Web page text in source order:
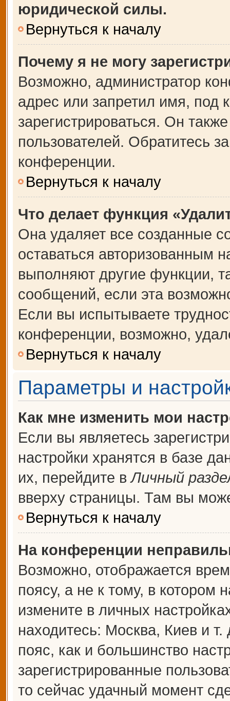
юридической силы.
Вернуться к началу
Почему я не могу
Возможно, администратор
адрес или запретил имя, под
зарегистрироваться. Он
пользователей. Обратитесь
конференции.
Вернуться к началу
Что делает функция
Она удаляет все созданные
оставаться авторизованным
выполняют другие функции,
сообщений, если эта
Если вы испытываете
конференции, возможно,
Вернуться к началу
Параметры и
Как мне изменить мои
Если вы являетесь
настройки хранятся в базе
их, перейдите вЛичный
вверху страницы. Там вы
Вернуться к началу
На конференции
Возможно, отображается
поясу, а не к тому, в котором
измените в личных
находитесь: Москва, Киев и
пояс, как и большинство
зарегистрированные
то сейчас удачный момент